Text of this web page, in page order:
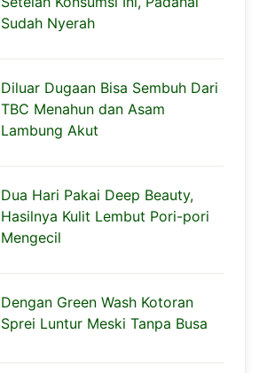
Sudah Nyerah
Diluar Dugaan Bisa Sembuh Dari
TBC Menahun dan Asam
Lambung Akut
Dua Hari Pakai Deep Beauty,
Hasilnya Kulit Lembut Pori-pori
Mengecil
Dengan Green Wash Kotoran
Sprei Luntur Meski Tanpa Busa